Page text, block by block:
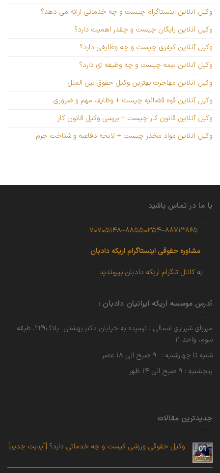
وکیل آنلاین اینستاگرام چیست و چه خدماتی ارائه می دهد؟
وکیل آنلاین رایگان چیست و چقدر اهمیت دارد؟
وکیل آنلاین کیفری چیست و چه وظایفی دارد؟
وکیل آنلاین بیمه چیست و چه وظیفه ای دارد؟
وکیل آنلاین مهاجرت بهترین وکیل حقوق بین الملل
وکیل آنلاین قوه قضائیه چیست + وظایف مهم و ضروری
وکیل آنلاین قانون کار چیست + بررسی وکیل قانون کار
وکیل آنلاین مواد مخدر چیست + لایحه دفاعیه و شناخت جرم
با ما در تماس باشید
۸۸۷۱۳۸۶۵–۸۸۵۵۰۳۵۴–۷۰۷۰۵۱۴۸
مشاوره حقوقی اینستاگرام اریکه دادبان
به کانال تلگرام اریکه دادبان بپیوندید
آدرس موسسه اریکه ایرانیان دادبان :
میرزای شیرازی شمالی ، نرسیده به خیابان دکتر بهشتی، پلاک۲۲۹، طبقه
سوم، واحد ۱۱
شنبه تا چهارشنبه : ۹ صبح الی ۱۸ عصر
پنجشنبه : ۹ صبح الی ۱۴ ظهر
جدیدترین مقالات
01
سپتامبر
وکیل حقوقی ورزشی کیست و چه خدماتی دارد؟ [آپدیت جدید]